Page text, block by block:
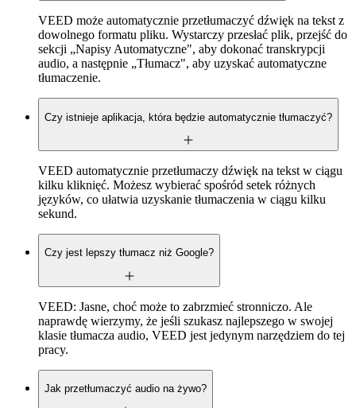
VEED może automatycznie przetłumaczyć dźwięk na tekst z
dowolnego formatu pliku. Wystarczy przesłać plik, przejść do
sekcji „Napisy Automatyczne", aby dokonać transkrypcji
audio, a następnie „Tłumacz", aby uzyskać automatyczne
tłumaczenie.
Czy istnieje aplikacja, która będzie automatycznie tłumaczyć?
VEED automatycznie przetłumaczy dźwięk na tekst w ciągu
kilku kliknięć. Możesz wybierać spośród setek różnych
języków, co ułatwia uzyskanie tłumaczenia w ciągu kilku
sekund.
Czy jest lepszy tłumacz niż Google?
VEED: Jasne, choć może to zabrzmieć stronniczo. Ale
naprawdę wierzymy, że jeśli szukasz najlepszego w swojej
klasie tłumacza audio, VEED jest jedynym narzędziem do tej
pracy.
Jak przetłumaczyć audio na żywo?